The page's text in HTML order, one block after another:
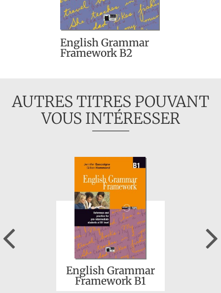
English Grammar
Framework B2
AUTRES TITRES POUVANT
VOUS INTÉRESSER
English Grammar
Framework B1
Previous